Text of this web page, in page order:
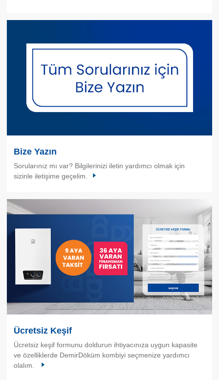
Bize Yazın
Sorularınız mı var? Bilgilerinizi iletin yardımcı olmak için
sizinle iletişime geçelim.
Ücretsiz Keşif
Ücretsiz keşif formunu doldurun ihtiyacınıza uygun kapasite
ve özelliklerde DemirDöküm kombiyi seçmenize yardımcı
olalım.